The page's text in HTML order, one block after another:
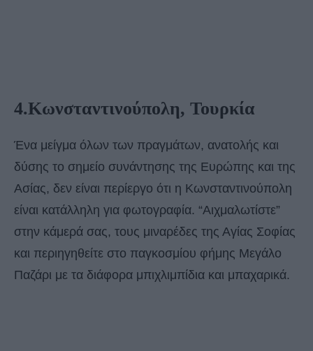
4.Κωνσταντινούπολη, Τουρκία
Ένα μείγμα όλων των πραγμάτων, ανατολής και
δύσης το σημείο συνάντησης της Ευρώπης και της
Ασίας, δεν είναι περίεργο ότι η Κωνσταντινούπολη
είναι κατάλληλη για φωτογραφία. “Αιχμαλωτίστε”
στην κάμερά σας, τους μιναρέδες της Αγίας Σοφίας
και περιηγηθείτε στο παγκοσμίου φήμης Μεγάλο
Παζάρι με τα διάφορα μπιχλιμπίδια και μπαχαρικά.